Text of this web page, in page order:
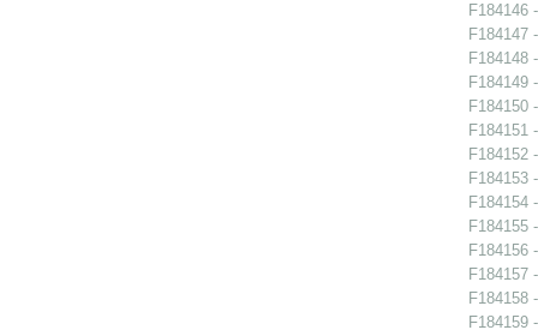
F184146
F184147
F184148
F184149
F184150
F184151
F184152
F184153
F184154
F184155
F184156
F184157
F184158
F184159